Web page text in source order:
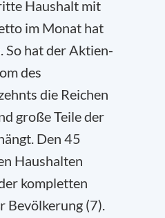
Haushalt mit
im Monat hat
So hat der Aktien-
des
die Reichen
große Teile der
Den 45
Haushalten
kompletten
Bevölkerung (7).